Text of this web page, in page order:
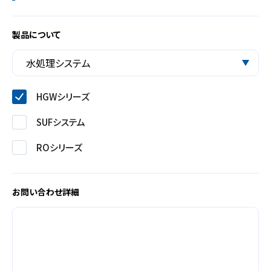
製品について
HGWシリーズ
SUFシステム
ROシリーズ
お問い合わせ詳細